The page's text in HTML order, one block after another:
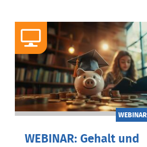
WEBINAR
WEBINAR: Gehalt und